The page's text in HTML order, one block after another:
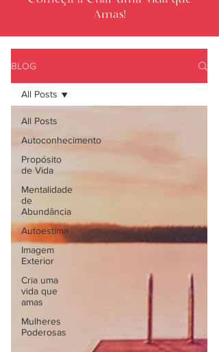
Amas!
BLOG
All Posts
Autoconhecimento
Propósito
de Vida
Mentalidade
de
Abundância
Autoestima
Imagem
Exterior
Cria uma
vida que
amas
Mulheres
Poderosas
All Posts